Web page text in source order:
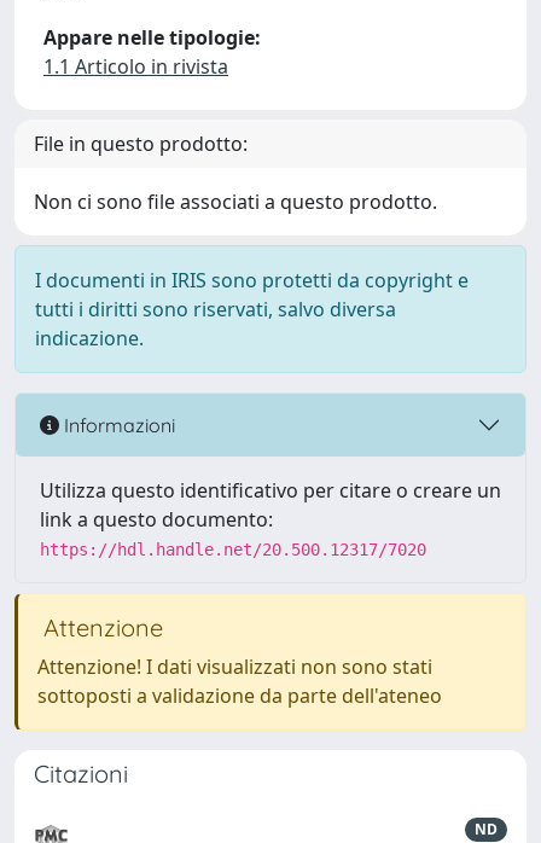
Appare nelle tipologie:
1.1 Articolo in rivista
File in questo prodotto:
Non ci sono file associati a questo prodotto.
I documenti in IRIS sono protetti da copyright e
tutti i diritti sono riservati, salvo diversa
indicazione.
Informazioni
Utilizza questo identificativo per citare o creare un
link a questo documento:
https://hdl.handle.net/20.500.12317/7020
Attenzione
Attenzione! I dati visualizzati non sono stati
sottoposti a validazione da parte dell'ateneo
Citazioni
ND